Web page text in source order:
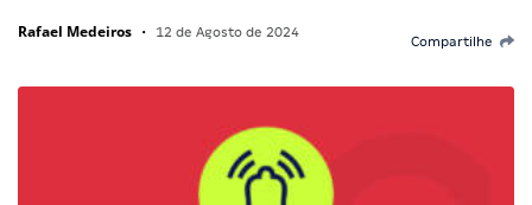
Rafael Medeiros • 12 de Agosto de 2024
Compartilhe